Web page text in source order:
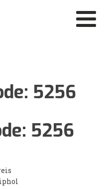
5256
5256